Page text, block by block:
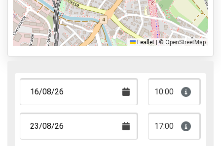
Shuttle Parken
Valet Parken
Park & Walk
Park, Sleep & Fly
Leaflet © OpenStreetMap
10:00
17:00